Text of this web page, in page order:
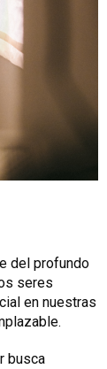
del profundo
seres
en nuestras
busca